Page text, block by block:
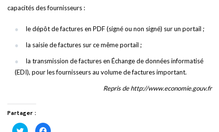
capacités des fournisseurs :
le dépôt de factures en PDF (signé ou non signé) sur un portail ;
la saisie de factures sur ce même portail ;
la transmission de factures en Échange de données informatisé
(EDI), pour les fournisseurs au volume de factures important.
Repris de http://www.economie.gouv.fr
Partager :
Cliquez Cliquez